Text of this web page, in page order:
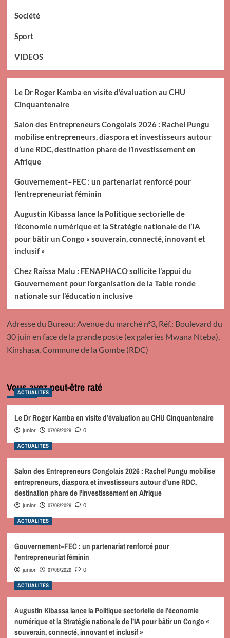
Société
Sport
VIDEOS
Le Dr Roger Kamba en visite d’évaluation au CHU
Cinquantenaire
Salon des Entrepreneurs Congolais 2026 : Rachel Pungu
mobilise entrepreneurs, diaspora et investisseurs autour
d’une RDC, destination phare de l’investissement en
Afrique
Gouvernement–FEC : un partenariat renforcé pour
l’entrepreneuriat féminin
Augustin Kibassa lance la Politique sectorielle de
l’économie numérique et la Stratégie nationale de l’IA
pour bâtir un Congo « souverain, connecté, innovant et
inclusif »
Chez Raïssa Malu : FENAPHACO sollicite l’appui du
Gouvernement pour l’organisation de la Table ronde
nationale sur l’éducation inclusive
Adresse du Bureau: Avenue du marché n°3, Réf.: Boulevard du
30 juin en face de la grande poste (ex galeries Mwana Nteba),
Kinshasa, Commune de la Gombe (RDC)
Vous avez peut-être raté
ACTUALITES
Le Dr Roger Kamba en visite d’évaluation au CHU Cinquantenaire
junior 07/08/2026 0
ACTUALITES
Salon des Entrepreneurs Congolais 2026 : Rachel Pungu mobilise
entrepreneurs, diaspora et investisseurs autour d’une RDC,
destination phare de l’investissement en Afrique
junior 07/08/2026 0
ACTUALITES
Gouvernement–FEC : un partenariat renforcé pour
l’entrepreneuriat féminin
junior 07/08/2026 0
ACTUALITES
Augustin Kibassa lance la Politique sectorielle de l’économie
numérique et la Stratégie nationale de l’IA pour bâtir un Congo «
souverain, connecté, innovant et inclusif »